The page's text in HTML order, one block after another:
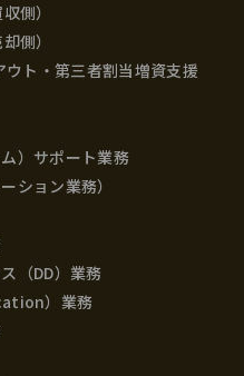
側）
側）
ト・第三者割当増資支援
）サポート業務
ション業務）
（DD）業務
）業務